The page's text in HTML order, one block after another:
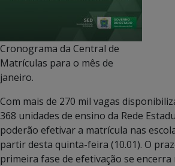
Cronograma da Central de
Matrículas para o mês de
janeiro.
Com mais de 270 mil vagas
368 unidades de ensino da Rede
poderão efetivar a matrícula nas
partir desta quinta-feira (10.01). O
primeira fase de efetivação se